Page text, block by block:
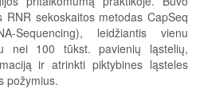
sekoskaitos metodas CapSeq
Sequencing), leidžiantis vienu
nei 100 tūkst. pavienių ląstelių,
ir atrinkti piktybines ląsteles
požymius.